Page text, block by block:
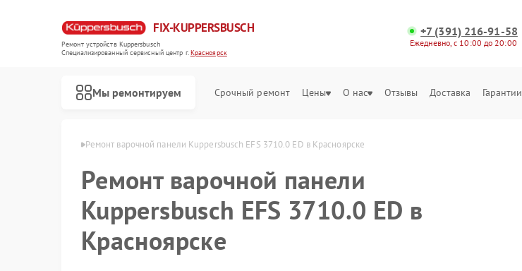
FIX-KUPPERSBUSCH
Ремонт устройств Kuppersbusch
Специализированный cервисный центр г.Красноярск
+7 (391) 216-91-58
Ежедневно, с 10:00 до 20:00
Мы ремонтируем Срочный ремонт Цены О нас Отзывы Доставка Гарантии
Ремонт варочной панели Kuppersbusch EFS 3710.0 ED в Красноярске
Ремонт варочной панели
Kuppersbusch EFS 3710.0 ED в
Красноярске